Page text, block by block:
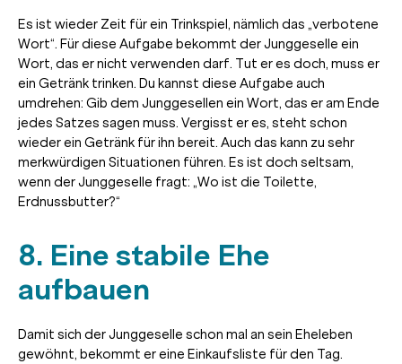
Es ist wieder Zeit für ein Trinkspiel, nämlich das „verbotene
Wort“. Für diese Aufgabe bekommt der Junggeselle ein
Wort, das er nicht verwenden darf. Tut er es doch, muss er
ein Getränk trinken. Du kannst diese Aufgabe auch
umdrehen: Gib dem Junggesellen ein Wort, das er am Ende
jedes Satzes sagen muss. Vergisst er es, steht schon
wieder ein Getränk für ihn bereit. Auch das kann zu sehr
merkwürdigen Situationen führen. Es ist doch seltsam,
wenn der Junggeselle fragt: „Wo ist die Toilette,
Erdnussbutter?“
8. Eine stabile Ehe
aufbauen
Damit sich der Junggeselle schon mal an sein Eheleben
gewöhnt, bekommt er eine Einkaufsliste für den Tag.